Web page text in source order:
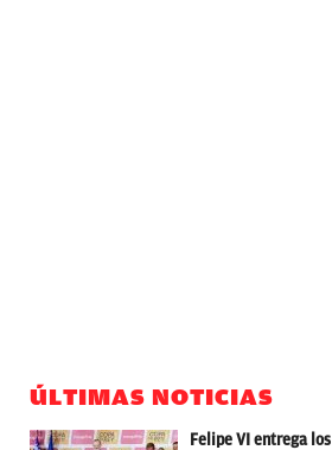
ÚLTIMAS NOTICIAS
Felipe VI entrega los